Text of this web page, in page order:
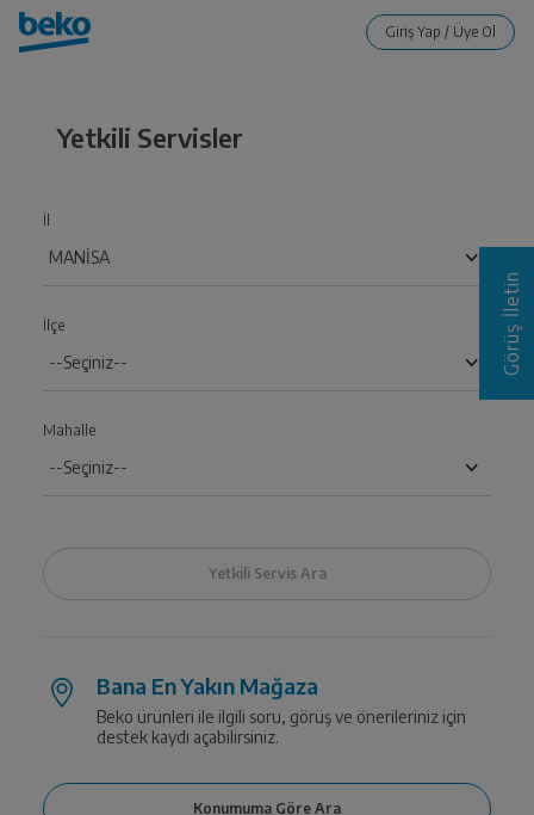
Yetkili Servisler
İl
İlçe
Mahalle
Bana En Yakın Mağaza
Beko ürünleri ile ilgili soru, görüş ve önerileriniz için
destek kaydı açabilirsiniz.
Görüş İletin